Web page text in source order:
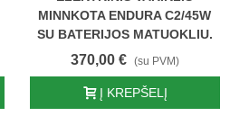
MINNKOTA ENDURA C2/45W
SU BATERIJOS MATUOKLIU.
370,00 € (su PVM)
Į KREPŠELĮ